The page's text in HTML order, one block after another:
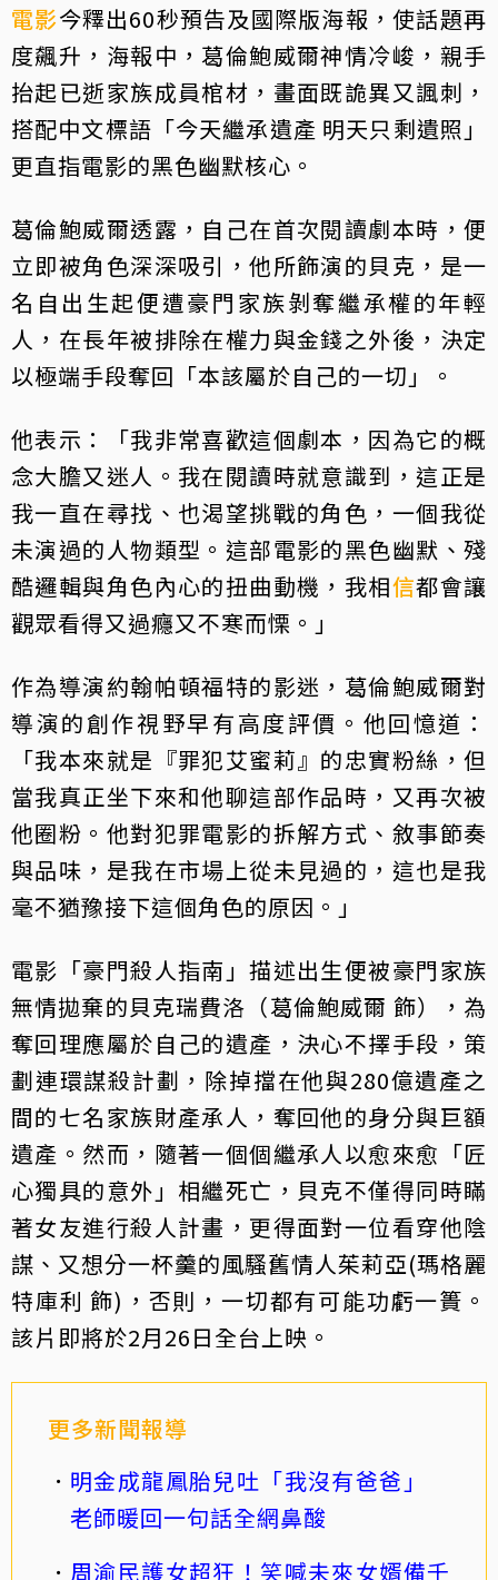
電影今釋出60秒預告及國際版海報，使話題再
度飆升，海報中，葛倫鮑威爾神情冷峻，親手
抬起已逝家族成員棺材，畫面既詭異又諷刺，
搭配中文標語「今天繼承遺產 明天只剩遺照」
更直指電影的黑色幽默核心。
葛倫鮑威爾透露，自己在首次閱讀劇本時，便
立即被角色深深吸引，他所飾演的貝克，是一
名自出生起便遭豪門家族剝奪繼承權的年輕
人，在長年被排除在權力與金錢之外後，決定
以極端手段奪回「本該屬於自己的一切」。
他表示：「我非常喜歡這個劇本，因為它的概
念大膽又迷人。我在閱讀時就意識到，這正是
我一直在尋找、也渴望挑戰的角色，一個我從
未演過的人物類型。這部電影的黑色幽默、殘
酷邏輯與角色內心的扭曲動機，我相信都會讓
觀眾看得又過癮又不寒而慄。」
作為導演約翰帕頓福特的影迷，葛倫鮑威爾對
導演的創作視野早有高度評價。他回憶道：
「我本來就是『罪犯艾蜜莉』的忠實粉絲，但
當我真正坐下來和他聊這部作品時，又再次被
他圈粉。他對犯罪電影的拆解方式、敘事節奏
與品味，是我在市場上從未見過的，這也是我
毫不猶豫接下這個角色的原因。」
電影「豪門殺人指南」描述出生便被豪門家族
無情拋棄的貝克瑞費洛（葛倫鮑威爾 飾），為
奪回理應屬於自己的遺產，決心不擇手段，策
劃連環謀殺計劃，除掉擋在他與280億遺產之
間的七名家族財產承人，奪回他的身分與巨額
遺產。然而，隨著一個個繼承人以愈來愈「匠
心獨具的意外」相繼死亡，貝克不僅得同時瞞
著女友進行殺人計畫，更得面對一位看穿他陰
謀、又想分一杯羹的風騷舊情人茱莉亞(瑪格麗
特庫利 飾)，否則，一切都有可能功虧一簣。
該片即將於2月26日全台上映。
更多新聞報導
明金成龍鳳胎兒吐「我沒有爸爸」
老師暖回一句話全網鼻酸
周渝民護女超狂！笑喊未來女婿備千